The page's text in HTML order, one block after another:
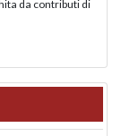
da contributi di